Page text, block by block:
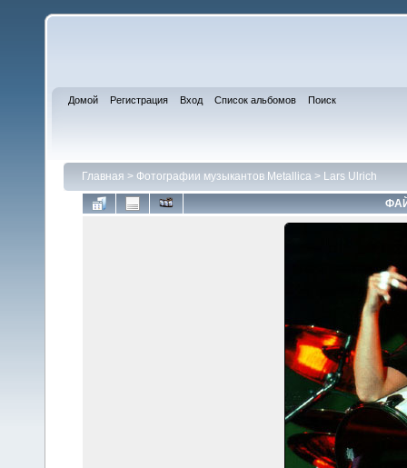
Домой Регистрация Вход Список альбомов Поиск
Главная > Фотографии музыкантов Metallica > Lars Ulrich